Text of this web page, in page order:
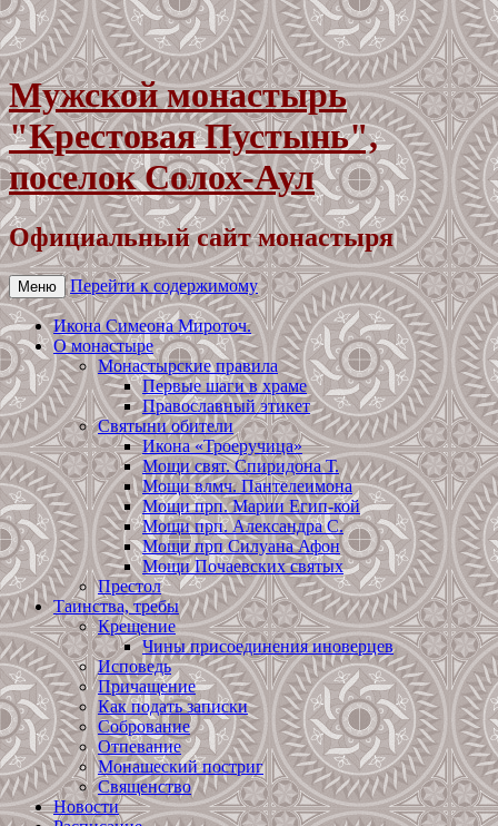
Мужской монастырь
"Крестовая Пустынь",
поселок Солох-Аул
Официальный сайт монастыря
Меню Перейти к содержимому
Икона Симеона Мироточ.
О монастыре
Монастырские правила
Первые шаги в храме
Православный этикет
Святыни обители
Икона «Троеручица»
Мощи свят. Спиридона Т.
Мощи влмч. Пантелеимона
Мощи прп. Марии Егип-кой
Мощи прп. Александра С.
Мощи прп Силуана Афон
Мощи Почаевских святых
Престол
Таинства, требы
Крещение
Чины присоединения иноверцев
Исповедь
Причащение
Как подать записки
Собрование
Отпевание
Монашеский постриг
Священство
Новости